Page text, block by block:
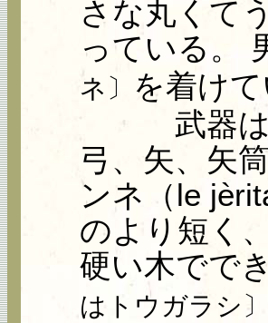
さな丸くて
っている。
ネ〕
を着けて
武器は、
弓、矢、矢
ンネ（le
のより短く
硬い木でで
はトウガラシ〕